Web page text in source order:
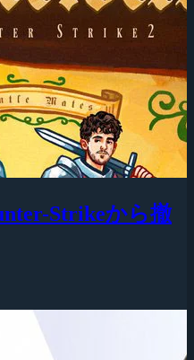
Strikeから撤